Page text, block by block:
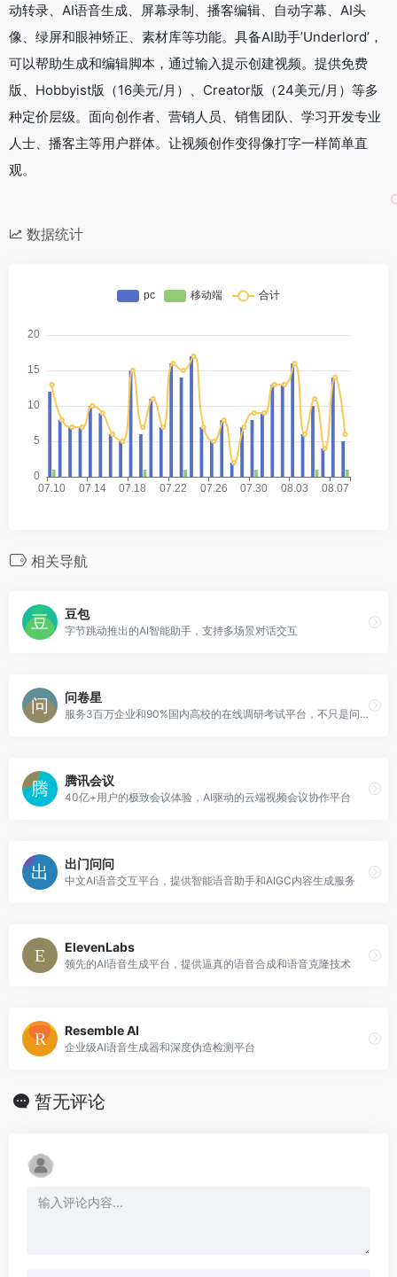
动转录、AI语音生成、屏幕录制、播客编辑、自动字幕、AI头
像、绿屏和眼神矫正、素材库等功能。具备AI助手’Underlord’，
可以帮助生成和编辑脚本，通过输入提示创建视频。提供免费
版、Hobbyist版（16美元/月）、Creator版（24美元/月）等多
种定价层级。面向创作者、营销人员、销售团队、学习开发专业
人士、播客主等用户群体。让视频创作变得像打字一样简单直
观。
数据统计
相关导航
豆包
字节跳动推出的AI智能助手，支持多场景对话交互
问卷星
服务3百万企业和90%国内高校的在线调研考试平台，不只是问卷和在线考试
腾讯会议
40亿+用户的极致会议体验，AI驱动的云端视频会议协作平台
出门问问
中文AI语音交互平台，提供智能语音助手和AIGC内容生成服务
ElevenLabs
领先的AI语音生成平台，提供逼真的语音合成和语音克隆技术
Resemble AI
企业级AI语音生成器和深度伪造检测平台
暂无评论